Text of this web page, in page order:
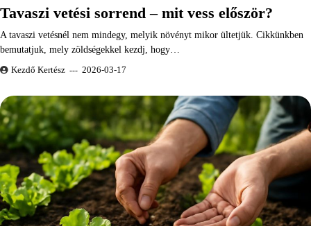
Tavaszi vetési sorrend – mit vess először?
A tavaszi vetésnél nem mindegy, melyik növényt mikor ültetjük. Cikkünkben
bemutatjuk, mely zöldségekkel kezdj, hogy…
Kezdő Kertész 2026-03-17